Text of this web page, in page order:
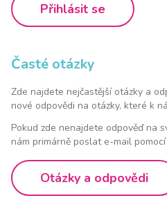
Přihlásit se
Časté otázky
Zde najdete nejčastější otázky a
nové odpovědi na otázky, které k
Pokud zde nenajdete odpověď na
nám primárně poslat e-mail
Otázky a odpovědi